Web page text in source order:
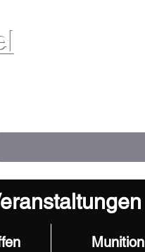
Munition